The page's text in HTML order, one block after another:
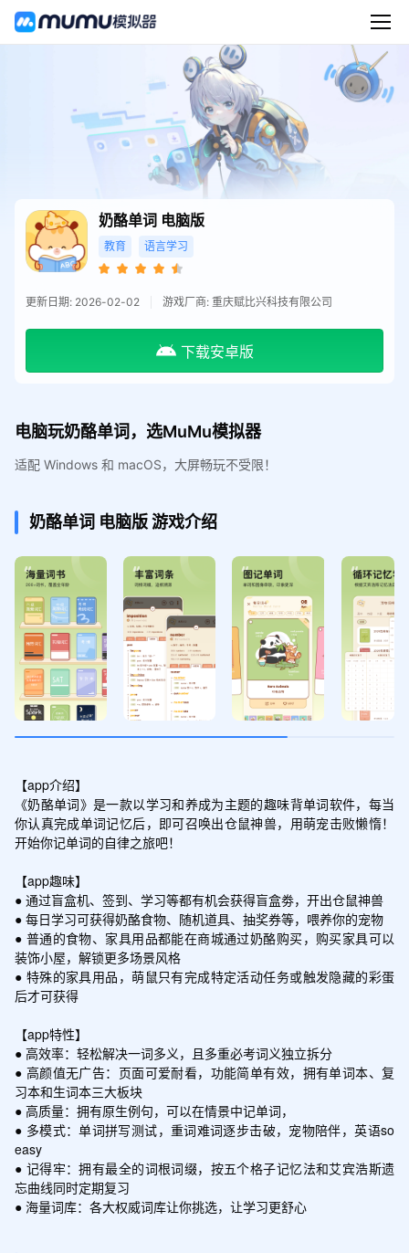
奶酪单词 电脑版
教育 语言学习
更新日期: 2026-02-02 游戏厂商: 重庆赋比兴科技有限公司
下载安卓版
电脑玩奶酪单词，选MuMu模拟器
适配 Windows 和 macOS，大屏畅玩不受限！
奶酪单词 电脑版游戏介绍
【app介绍】
《奶酪单词》是一款以学习和养成为主题的趣味背单词软件，每当
你认真完成单词记忆后，即可召唤出仓鼠神兽，用萌宠击败懒惰！
开始你记单词的自律之旅吧！
【app趣味】
● 通过盲盒机、签到、学习等都有机会获得盲盒劵，开出仓鼠神兽
● 每日学习可获得奶酪食物、随机道具、抽奖券等，喂养你的宠物
● 普通的食物、家具用品都能在商城通过奶酪购买，购买家具可以
装饰小屋，解锁更多场景风格
● 特殊的家具用品，萌鼠只有完成特定活动任务或触发隐藏的彩蛋
后才可获得
【app特性】
● 高效率：轻松解决一词多义，且多重必考词义独立拆分
● 高颜值无广告：页面可爱耐看，功能简单有效，拥有单词本、复
习本和生词本三大板块
● 高质量：拥有原生例句，可以在情景中记单词，
● 多模式：单词拼写测试，重词难词逐步击破，宠物陪伴，英语so
easy
● 记得牢：拥有最全的词根词缀，按五个格子记忆法和艾宾浩斯遗
忘曲线同时定期复习
● 海量词库：各大权威词库让你挑选，让学习更舒心